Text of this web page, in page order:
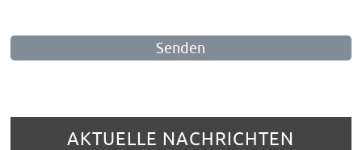
Senden
AKTUELLE NACHRICHTEN